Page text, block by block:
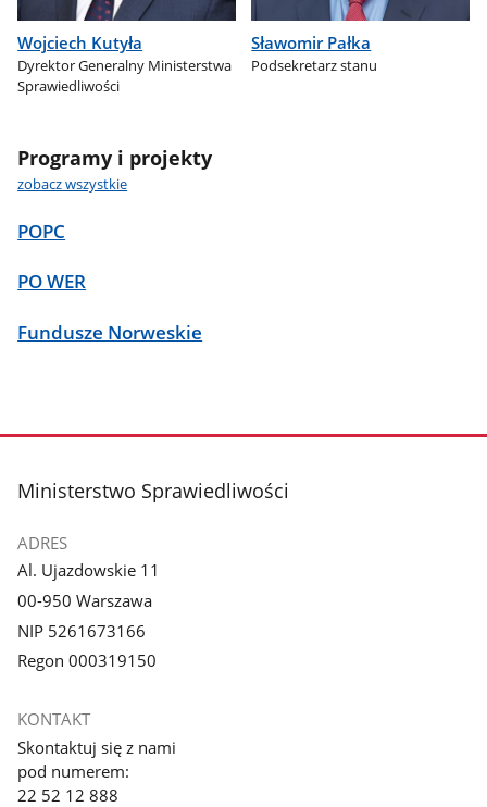
Wojciech Kutyła
Dyrektor Generalny Ministerstwa
Sprawiedliwości
Sławomir Pałka
Podsekretarz stanu
Programy i projekty
zobacz wszystkie
POPC
PO WER
Fundusze Norweskie
stopka
Ministerstwo Sprawiedliwości
ADRES
Al. Ujazdowskie 11
00-950 Warszawa
NIP 5261673166
Regon 000319150
KONTAKT
Skontaktuj się z nami
pod numerem:
22 52 12 888